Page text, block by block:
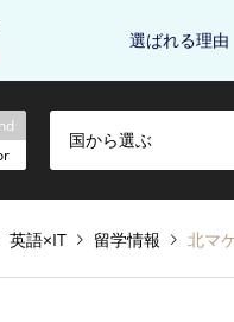
選ばれる理由
国から選ぶ
英語×IT 留学情報 北マ